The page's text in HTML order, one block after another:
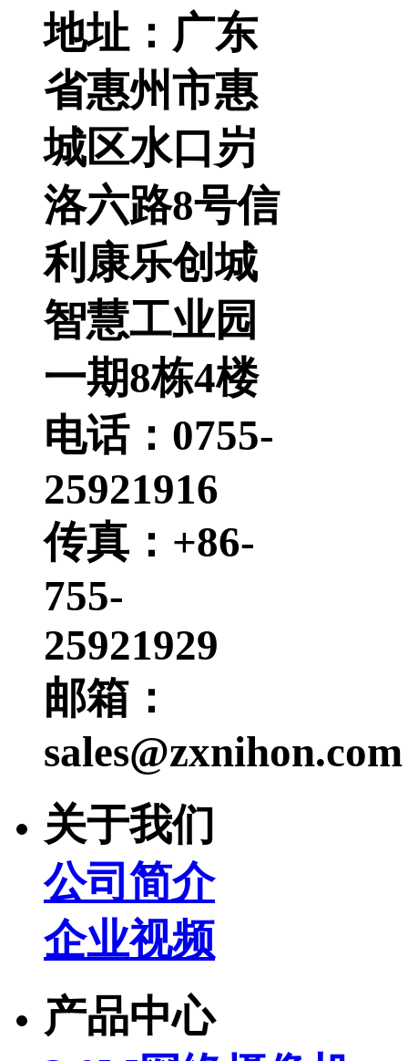
地址：广东
省惠州市惠
城区水口岃
洛六路8号信
利康乐创城
智慧工业园
一期8栋4楼
电话：0755-
25921916
传真：+86-
755-
25921929
邮箱：
sales@zxnihon.com
关于我们
公司简介
企业视频
产品中心